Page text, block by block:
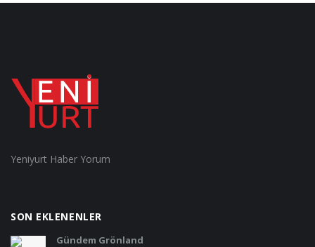
Yeniyurt Haber Yorum
SON EKLENENLER
Gündem Grönland